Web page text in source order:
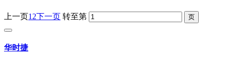
上一页1 2下一页 转至第
华时捷